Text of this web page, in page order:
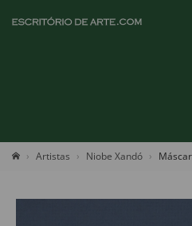
Artistas Niobe Xandó